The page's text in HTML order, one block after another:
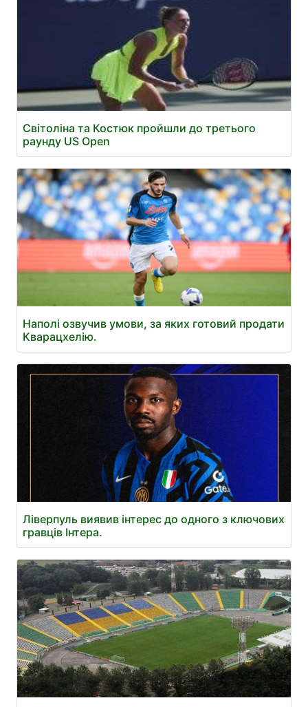
Світоліна та Костюк пройшли до третього
раунду US Open
Наполі озвучив умови, за яких готовий продати
Кварацхелію.
Ліверпуль виявив інтерес до одного з ключових
гравців Інтера.